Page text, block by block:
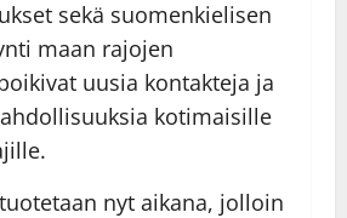
sekä suomenkielisen
maan rajojen
uusia kontakteja ja
kotimaisille
nyt aikana, jolloin